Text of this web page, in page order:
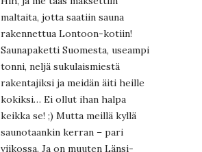
maltaita, jotta saatiin sauna
rakennettua Lontoon-kotiin!
Saunapaketti Suomesta, useampi
tonni, neljä sukulaismiestä
rakentajiksi ja meidän äiti heille
kokiksi… Ei ollut ihan halpa
keikka se! ;) Mutta meillä kyllä
saunotaankin kerran – pari
viikossa. Ja on muuten Länsi-